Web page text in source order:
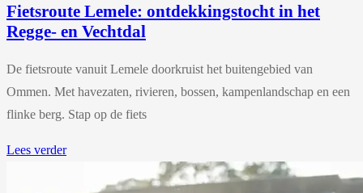
Fietsroute Lemele: ontdekkingstocht in het
Regge- en Vechtdal
De fietsroute vanuit Lemele doorkruist het buitengebied van
Ommen. Met havezaten, rivieren, bossen, kampenlandschap en een
flinke berg. Stap op de fiets
Lees verder